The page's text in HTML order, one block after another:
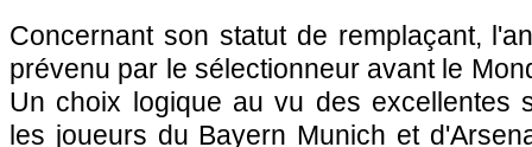
Concernant son statut de remplaçant,
prévenu par le sélectionneur avant le
Un choix logique au vu des excellentes
les joueurs du Bayern Munich et